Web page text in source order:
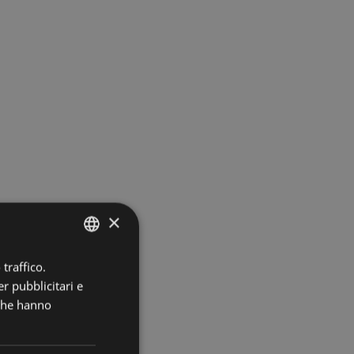
GERMAN
×
traffico.
pubblicitari e
hanno